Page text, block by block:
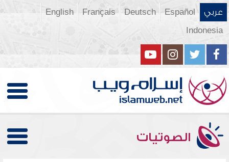
عربي Español
Deutsch
Français
English
Indonesia
الصوتيات